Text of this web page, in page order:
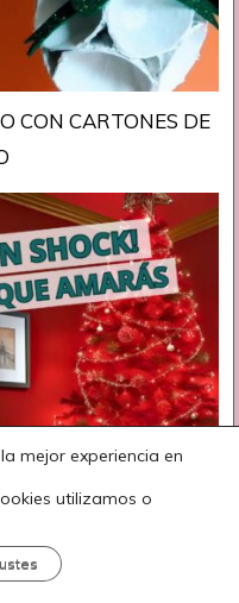
CON CARTONES DE
Cambiarán Tu
mejor experiencia en
utilizamos o